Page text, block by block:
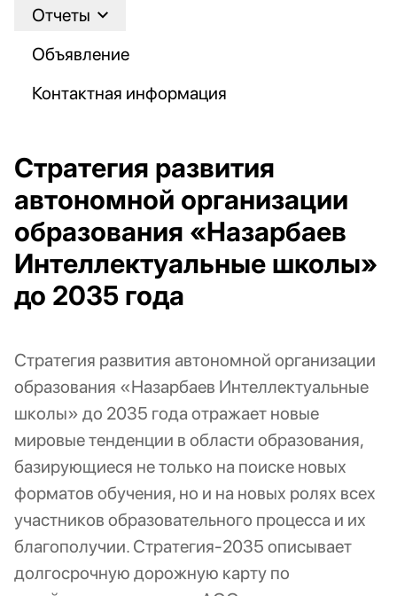
Отчеты
Объявление
Контактная информация
Стратегия развития
автономной организации
образования «Назарбаев
Интеллектуальные школы»
до 2035 года
Стратегия развития автономной организации
образования «Назарбаев Интеллектуальные
школы» до 2035 года отражает новые
мировые тенденции в области образования,
базирующиеся не только на поиске новых
форматов обучения, но и на новых ролях всех
участников образовательного процесса и их
благополучии. Стратегия-2035 описывает
долгосрочную дорожную карту по